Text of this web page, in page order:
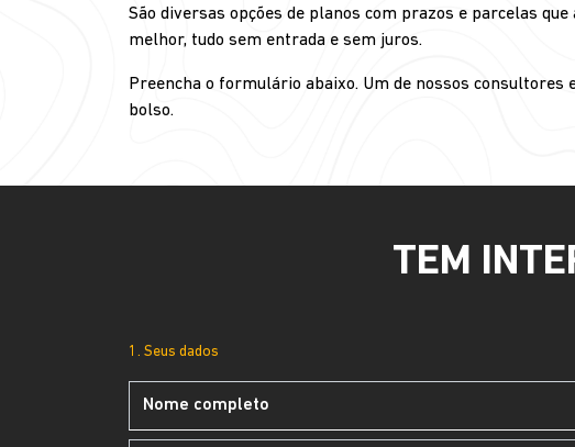
São diversas opções de planos com prazos e parcelas
melhor, tudo sem entrada e sem juros.
Preencha o formulário abaixo. Um de nossos
bolso.
TEM
1. Seus dados